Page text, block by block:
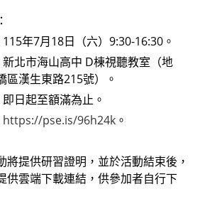
年7月18日（六）9:30-16:30。
北市海山高中 D棟視聽教室（地
區漢生東路215號）。
日起至額滿為止。
https://pse.is/96h24k 。
將提供研習證明，並於活動結束後，
供雲端下載連結，供參加者自行下